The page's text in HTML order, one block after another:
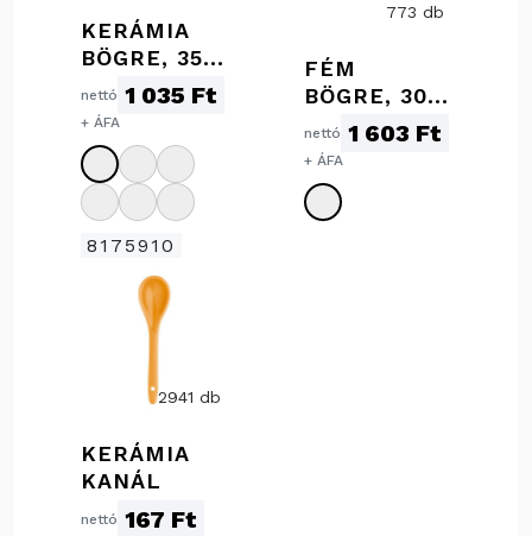
KERÁMIA
BÖGRE, 350
ML
nettó 1 035 Ft
+ ÁFA
773 db
FÉM
BÖGRE, 300
ML
nettó 1 603 Ft
+ ÁFA
8175910
2941 db
KERÁMIA
KANÁL
nettó 167 Ft